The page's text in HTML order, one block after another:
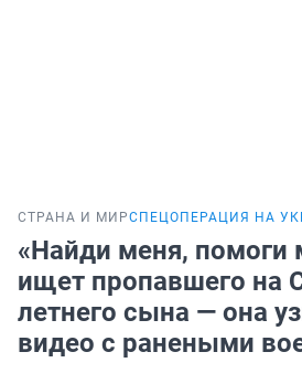
СТРАНА И МИРСПЕЦОПЕРАЦИЯ НА
«Найди меня, помоги
ищет пропавшего на
летнего сына — она
видео с ранеными